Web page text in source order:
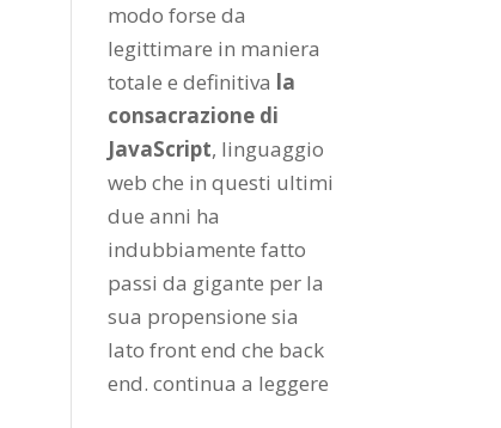
modo forse da
legittimare in maniera
totale e definitiva la
consacrazione di
JavaScript, linguaggio
web che in questi ultimi
due anni ha
indubbiamente fatto
passi da gigante per la
sua propensione sia
lato front end che back
end.continua a leggere